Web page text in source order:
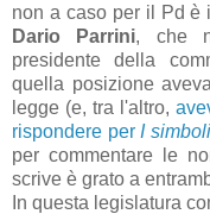
non a caso per il Pd è
Dario Parrini, che
presidente della
quella posizione
legge (e, tra l'altro,
rispondere per I
per commentare le
scrive è grato a
In questa legislatura